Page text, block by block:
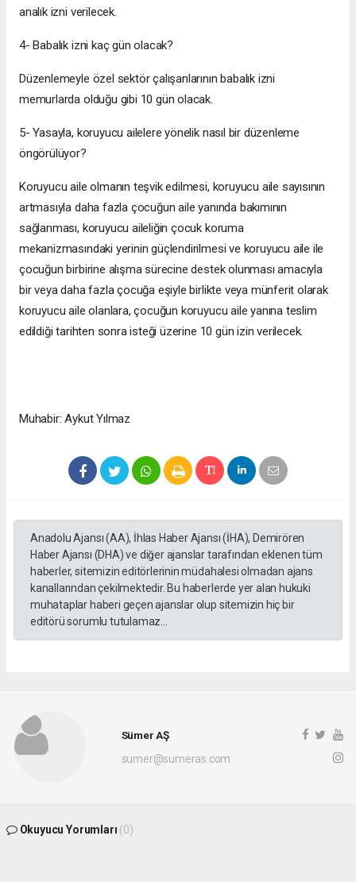
analık izni verilecek.
4- Babalık izni kaç gün olacak?
Düzenlemeyle özel sektör çalışanlarının babalık izni
memurlarda olduğu gibi 10 gün olacak.
5- Yasayla, koruyucu ailelere yönelik nasıl bir düzenleme
öngörülüyor?
Koruyucu aile olmanın teşvik edilmesi, koruyucu aile sayısının
artmasıyla daha fazla çocuğun aile yanında bakımının
sağlanması, koruyucu aileliğin çocuk koruma
mekanizmasındaki yerinin güçlendirilmesi ve koruyucu aile ile
çocuğun birbirine alışma sürecine destek olunması amacıyla
bir veya daha fazla çocuğa eşiyle birlikte veya münferit olarak
koruyucu aile olanlara, çocuğun koruyucu aile yanına teslim
edildiği tarihten sonra isteği üzerine 10 gün izin verilecek.
Muhabir: Aykut Yılmaz
Anadolu Ajansı (AA), İhlas Haber Ajansı (İHA), Demirören
Haber Ajansı (DHA) ve diğer ajanslar tarafından eklenen tüm
haberler, sitemizin editörlerinin müdahalesi olmadan ajans
kanallarından çekilmektedir. Bu haberlerde yer alan hukuki
muhataplar haberi geçen ajanslar olup sitemizin hiç bir
editörü sorumlu tutulamaz...
Sümer AŞ
sumer@sumeras.com
Okuyucu Yorumları (0)